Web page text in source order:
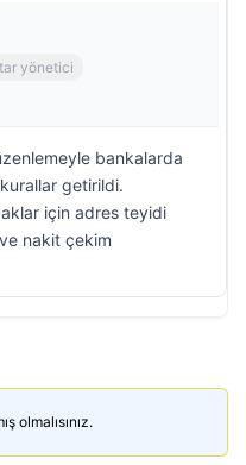
yönetici
bankalarda
getirildi.
için adres teyidi
nakit çekim
olmalısınız.